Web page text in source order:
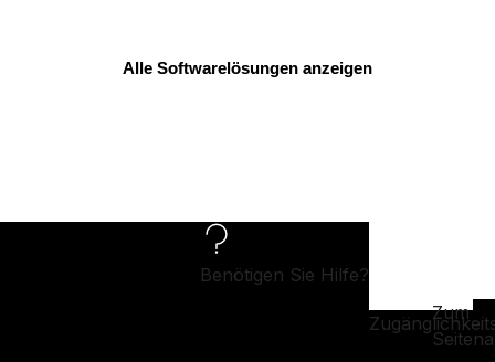
Alle Softwarelösungen anzeigen
Benötigen Sie Hilfe?
Zum